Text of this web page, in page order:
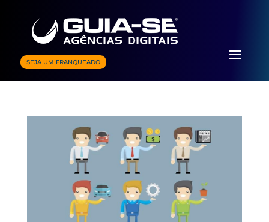
SEJA UM FRANQUEADO